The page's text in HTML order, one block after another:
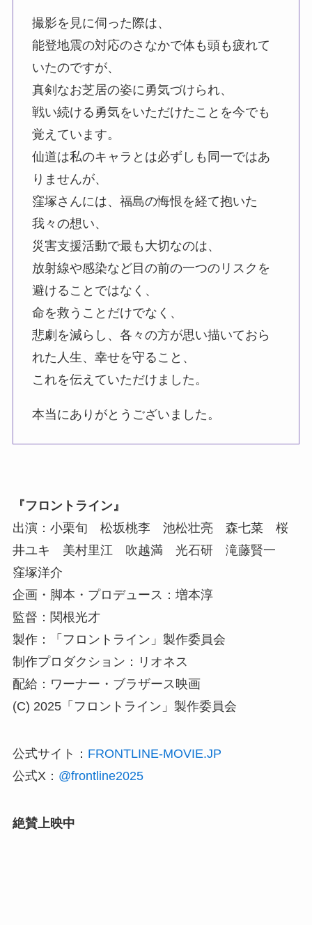
撮影を見に伺った際は、
能登地震の対応のさなかで体も頭も疲れて
いたのですが、
真剣なお芝居の姿に勇気づけられ、
戦い続ける勇気をいただけたことを今でも
覚えています。
仙道は私のキャラとは必ずしも同一ではあ
りませんが、
窪塚さんには、福島の悔恨を経て抱いた
我々の想い、
災害支援活動で最も大切なのは、
放射線や感染など目の前の一つのリスクを
避けることではなく、
命を救うことだけでなく、
悲劇を減らし、各々の方が思い描いておら
れた人生、幸せを守ること、
これを伝えていただけました。
本当にありがとうございました。
『フロントライン』
出演：小栗旬 松坂桃李 池松壮亮 森七菜 桜
井ユキ 美村里江 吹越満 光石研 滝藤賢一
窪塚洋介
企画・脚本・プロデュース：増本淳
監督：関根光才
製作：「フロントライン」製作委員会
制作プロダクション：リオネス
配給：ワーナー・ブラザース映画
(C) 2025「フロントライン」製作委員会
公式サイト： FRONTLINE-MOVIE.JP
公式X： @frontline2025
絶賛上映中